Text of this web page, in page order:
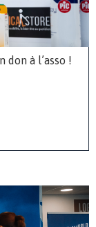
à l’asso !